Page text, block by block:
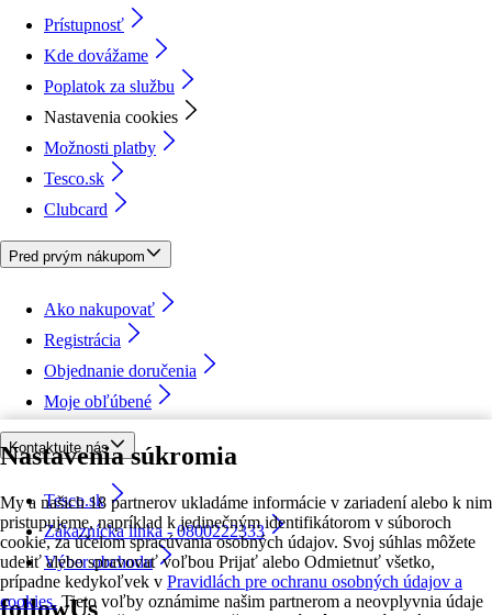
Nastavenia súkromia
My a našich 18 partnerov ukladáme informácie v zariadení alebo k nim
pristupujeme, napríklad k jedinečným identifikátorom v súboroch
cookie, za účelom spracúvania osobných údajov. Svoj súhlas môžete
udeliť alebo spravovať voľbou Prijať alebo Odmietnuť všetko,
prípadne kedykoľvek v Pravidlách pre ochranu osobných údajov a
cookies. Tieto voľby oznámime našim partnerom a neovplyvnia údaje
Prístupnosť
Kde dovážame
Poplatok za službu
Nastavenia cookies
Možnosti platby
Tesco.sk
Clubcard
Pred prvým nákupom
Ako nakupovať
Registrácia
Objednanie doručenia
Moje obľúbené
Kontaktujte nás
Tesco.sk
Zákaznícka linka - 0800222333
Výber obchodu
followUs